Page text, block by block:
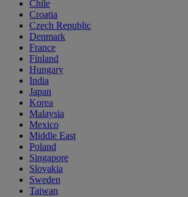
Chile
Croatia
Czech Republic
Denmark
France
Finland
Hungary
India
Japan
Korea
Malaysia
Mexico
Middle East
Poland
Singapore
Slovakia
Sweden
Taiwan